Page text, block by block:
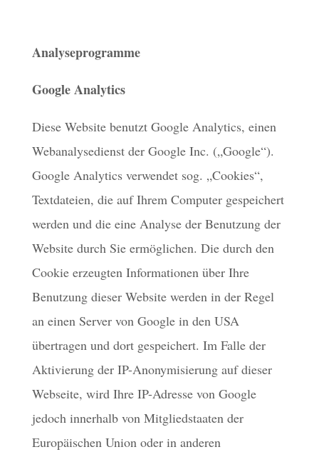
Analyseprogramme
Google Analytics
Diese Website benutzt Google Analytics, einen
Webanalysedienst der Google Inc. („Google“).
Google Analytics verwendet sog. „Cookies“,
Textdateien, die auf Ihrem Computer gespeichert
werden und die eine Analyse der Benutzung der
Website durch Sie ermöglichen. Die durch den
Cookie erzeugten Informationen über Ihre
Benutzung dieser Website werden in der Regel
an einen Server von Google in den USA
übertragen und dort gespeichert. Im Falle der
Aktivierung der IP-Anonymisierung auf dieser
Webseite, wird Ihre IP-Adresse von Google
jedoch innerhalb von Mitgliedstaaten der
Europäischen Union oder in anderen